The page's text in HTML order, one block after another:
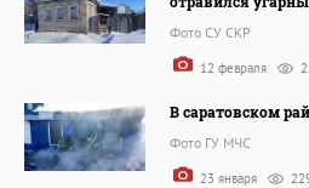
Фото СУ СКР
12 февраля
В саратовском
Фото ГУ МЧС
23 января